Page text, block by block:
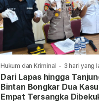
Hukum dan Kriminal - 3 hari yang
Dari Lapas hingga
Bintan Bongkar Dua
Empat Tersangka